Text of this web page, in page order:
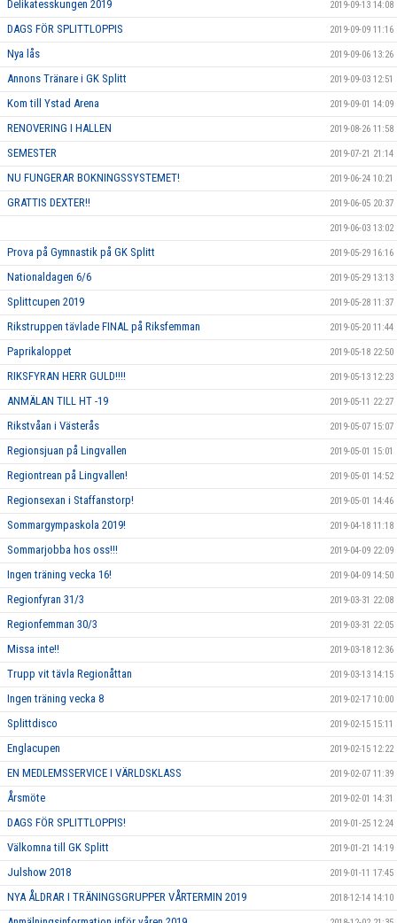
Delikatesskungen 2019 2019-09-13 14:08
DAGS FÖR SPLITTLOPPIS 2019-09-09 11:16
Nya lås 2019-09-06 13:26
Annons Tränare i GK Splitt 2019-09-03 12:51
Kom till Ystad Arena 2019-09-01 14:09
RENOVERING I HALLEN 2019-08-26 11:58
SEMESTER 2019-07-21 21:14
NU FUNGERAR BOKNINGSSYSTEMET! 2019-06-24 10:21
GRATTIS DEXTER!! 2019-06-05 20:37
2019-06-03 13:02
Prova på Gymnastik på GK Splitt 2019-05-29 16:16
Nationaldagen 6/6 2019-05-29 13:13
Splittcupen 2019 2019-05-28 11:37
Rikstruppen tävlade FINAL på Riksfemman 2019-05-20 11:44
Paprikaloppet 2019-05-18 22:50
RIKSFYRAN HERR GULD!!!! 2019-05-13 12:23
ANMÄLAN TILL HT -19 2019-05-11 22:27
Rikstvåan i Västerås 2019-05-07 15:07
Regionsjuan på Lingvallen 2019-05-01 15:01
Regiontrean på Lingvallen! 2019-05-01 14:52
Regionsexan i Staffanstorp! 2019-05-01 14:46
Sommargympaskola 2019! 2019-04-18 11:18
Sommarjobba hos oss!!! 2019-04-09 22:09
Ingen träning vecka 16! 2019-04-09 14:50
Regionfyran 31/3 2019-03-31 22:08
Regionfemman 30/3 2019-03-31 22:05
Missa inte!! 2019-03-18 12:36
Trupp vit tävla Regionåttan 2019-03-13 14:15
Ingen träning vecka 8 2019-02-17 10:00
Splittdisco 2019-02-15 15:11
Englacupen 2019-02-15 12:22
EN MEDLEMSSERVICE I VÄRLDSKLASS 2019-02-07 11:39
Årsmöte 2019-02-01 14:31
DAGS FÖR SPLITTLOPPIS! 2019-01-25 12:24
Välkomna till GK Splitt 2019-01-21 14:19
Julshow 2018 2019-01-11 17:45
NYA ÅLDRAR I TRÄNINGSGRUPPER VÅRTERMIN 2019 2018-12-14 14:10